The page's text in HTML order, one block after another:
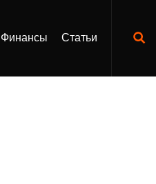
Финансы Статьи